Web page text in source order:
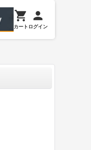
カート ログイン